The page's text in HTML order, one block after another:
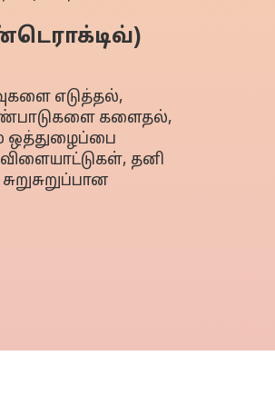
எடுத்தல்,
களைதல்,
ஒத்துழைப்பை
தனி